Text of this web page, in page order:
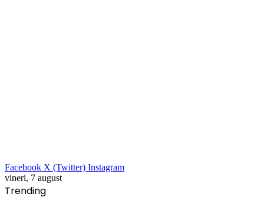
Facebook X (Twitter) Instagram
vineri, 7 august
Trending